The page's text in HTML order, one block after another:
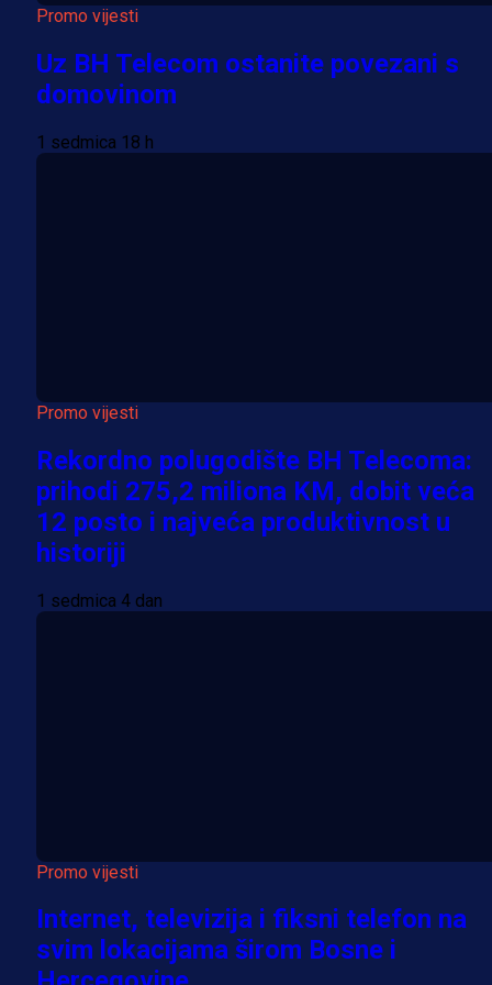
Promo vijesti
Uz BH Telecom ostanite povezani s
domovinom
1 sedmica 18 h
Promo vijesti
Rekordno polugodište BH Telecoma:
prihodi 275,2 miliona KM, dobit veća
12 posto i najveća produktivnost u
historiji
1 sedmica 4 dan
Promo vijesti
Internet, televizija i fiksni telefon na
svim lokacijama širom Bosne i